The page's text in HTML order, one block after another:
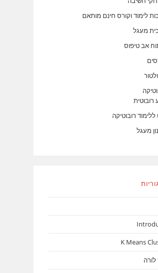
לימוד וקורס חינם מותאם
מעגל
אב טיפוס
רובוטית
ללימוד רובוטיקה
מעגל
K Means